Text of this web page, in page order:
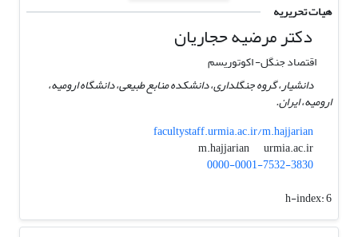
هیات تحریریه
دکتر مرضیه حجاریان
اقتصاد جنگل- اکوتوریسم
دانشیار، گروه جنگلداری، دانشکده منابع طبیعی، دانشگاه ارومیه،
ارومیه، ایران.
facultystaff.urmia.ac.ir/m.hajjarian
m.hajjarian
urmia.ac.ir
0000-0001-7532-3830
h-index:6